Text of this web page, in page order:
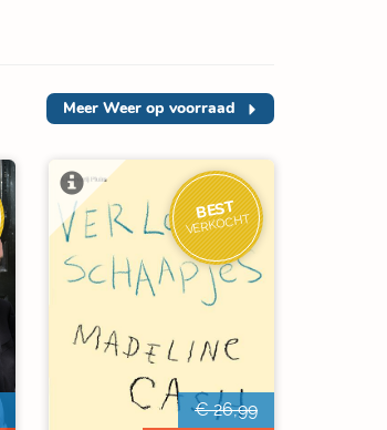
Meer Weer op voorraad
BEST
VERKOCHT
€ 26,99